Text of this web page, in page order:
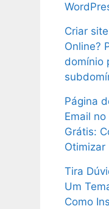
Criar
Online?
domínio
Página
Email
Grátis:
Otimizar
Tira
Um
Como